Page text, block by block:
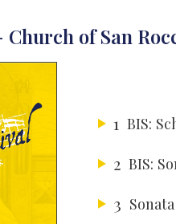
of San
1 BIS:
2 BIS:
3